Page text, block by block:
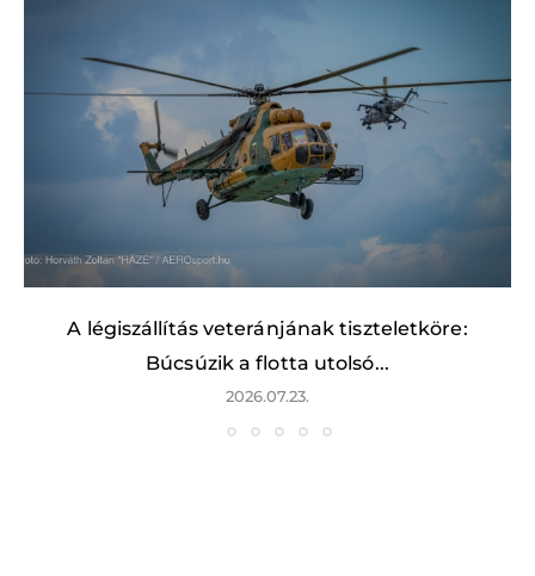
A légiszállítás veteránjának tiszteletköre:
Búcsúzik a flotta utolsó...
2026.07.23.